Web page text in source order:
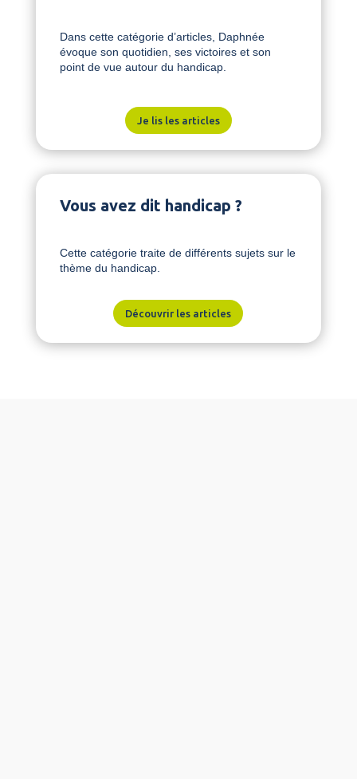
Dans cette catégorie d’articles, Daphnée
évoque son quotidien, ses victoires et son
point de vue autour du handicap.
Je lis les articles
Vous avez dit handicap ?
Cette catégorie traite de différents sujets sur le
thème du handicap.
Découvrir les articles